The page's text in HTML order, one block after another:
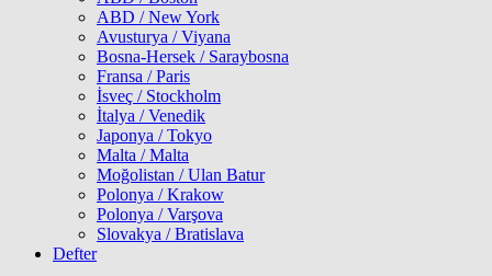
ABD / New York
Avusturya / Viyana
Bosna-Hersek / Saraybosna
Fransa / Paris
İsveç / Stockholm
İtalya / Venedik
Japonya / Tokyo
Malta / Malta
Moğolistan / Ulan Batur
Polonya / Krakow
Polonya / Varşova
Slovakya / Bratislava
Defter